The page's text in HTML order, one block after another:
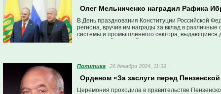
Олег Мельниченко наградил Рафика
В День празднования Конституции Российской
региона, вручив им награды за вклад в
системы и промышленного сектора, выдающиеся
специальной военной операции.
Политика 26 декабря 2024, 11:39
Орденом «За заслуги перед
Церемония проходила в правительстве